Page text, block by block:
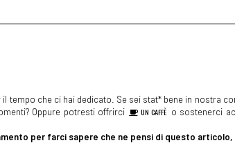
Vita, di Michaela Šebőková Vannini: incipit
tempo che ci hai dedicato. Se sei stat* bene in nostra
Oppure potresti offrirci
UN CAFFÈ o sostenerci
per farci sapere che ne pensi di questo